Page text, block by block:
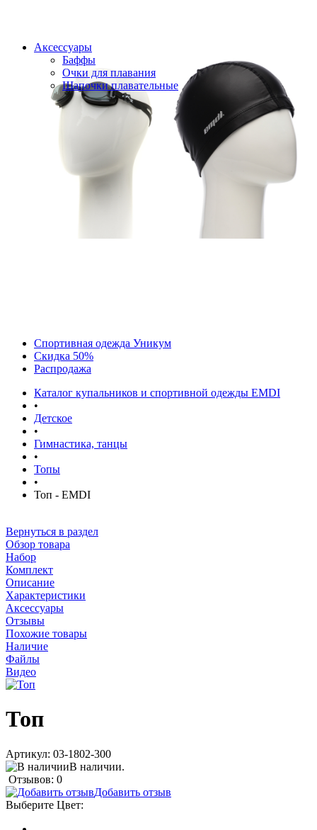
Аксессуары
Баффы
Очки для плавания
Шапочки плавательные
Спортивная одежда Уникум
Скидка 50%
Распродажа
Каталог купальников и спортивной одежды EMDI
•
Детское
•
Гимнастика, танцы
•
Топы
•
Топ - EMDI
Вернуться в раздел
Обзор товара
Набор
Комплект
Описание
Характеристики
Аксессуары
Отзывы
Похожие товары
Наличие
Файлы
Видео
Топ
Артикул: 03-1802-300
В наличии.
Отзывов: 0
Добавить отзыв
Выберите Цвет: